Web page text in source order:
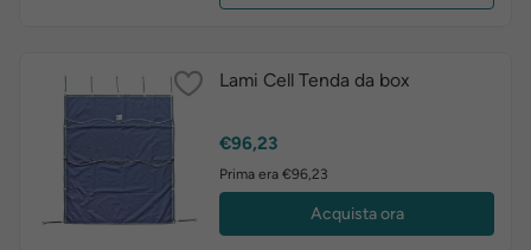
Lami Cell Tenda da box
Prezzo
€96,23
Prima era €96,23
Acquista ora